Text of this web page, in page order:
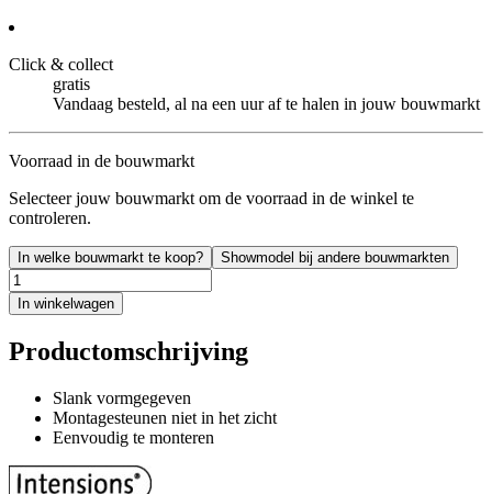
Click & collect
gratis
Vandaag besteld, al na een uur af te halen in jouw bouwmarkt
Voorraad in de bouwmarkt
Selecteer jouw bouwmarkt om de voorraad in de winkel te
controleren.
In welke bouwmarkt te koop? Showmodel bij andere bouwmarkten
In winkelwagen
Productomschrijving
Slank vormgegeven
Montagesteunen niet in het zicht
Eenvoudig te monteren